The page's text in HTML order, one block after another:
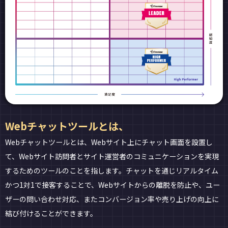
Webチャットツールとは、
Webチャットツールとは、Webサイト上にチャット画面を設置し
て、Webサイト訪問者とサイト運営者のコミュニケーションを実現
するためのツールのことを指します。チャットを通じリアルタイム
かつ1対1で接客することで、Webサイトからの離脱を防止や、ユー
ザーの問い合わせ対応、またコンバージョン率や売り上げの向上に
結び付けることができます。